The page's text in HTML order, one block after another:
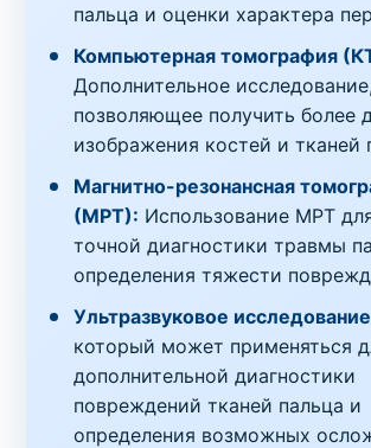
пальца и оценки характера
Компьютерная томография
Дополнительное исследование,
позволяющее получить более
изображения костей и тканей
Магнитно-резонансная
(МРТ): Использование МРТ
точной диагностики травмы
определения тяжести
Ультразвуковое
который может применяться
дополнительной диагностики
повреждений тканей пальца и
определения возможных